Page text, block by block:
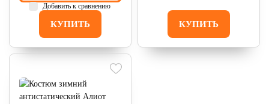
КУПИТЬ
Добавить к сравнению
КУПИТЬ